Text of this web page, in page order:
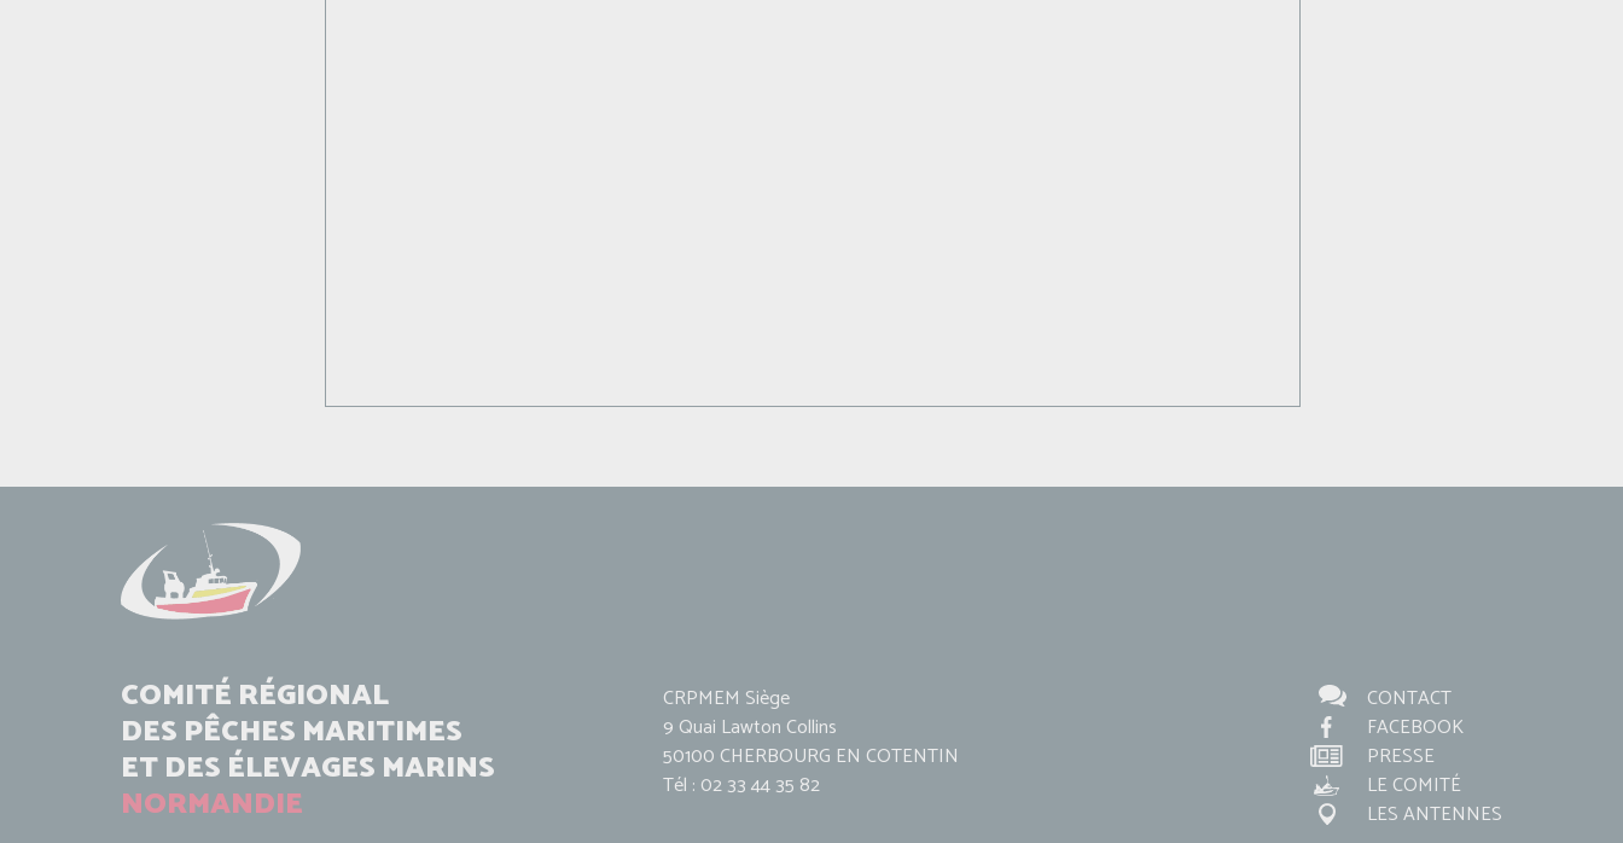
COMITÉ RÉGIONAL
DES PÊCHES MARITIMES
ET DES ÉLEVAGES MARINS
NORMANDIE
CRPMEM Siège
9 Quai Lawton Collins
50100 CHERBOURG EN COTENTIN
Tél : 02 33 44 35 82
CONTACT
FACEBOOK
PRESSE
LE COMITÉ
LES ANTENNES